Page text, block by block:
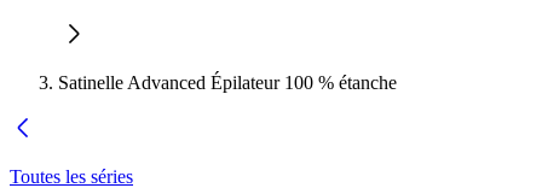
Satinelle Advanced Épilateur 100 % étanche
Toutes les séries